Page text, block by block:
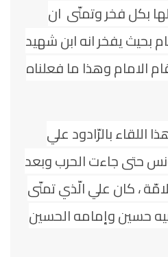
بكل فخر وتمنّى ان
بحيث يفخر انه ابن شهيد
وهذا ما فعلناه
بالرّادود علي
حتى جاءت الحرب وبعد
، كان علي الّذي تمنّى
حسين وإمامه الحسين